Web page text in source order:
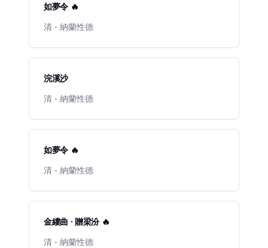
如夢令 🔥
清 - 納蘭性德
浣溪沙
清 - 納蘭性德
如夢令 🔥
清 - 納蘭性德
金縷曲 · 贈梁汾 🔥
清 - 納蘭性德